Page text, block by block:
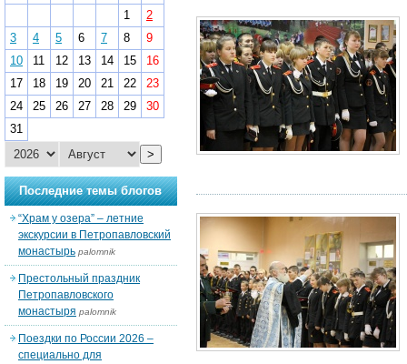
1
2
3
4 5 6 7 8
9
10
11 12 13 14 15
16
17
18 19 20 21 22
23
24
25 26 27 28 29
30
31
>
Последние темы блогов
“Храм у озера” – летние
экскурсии в Петропавловский
монастырь palomnik
Престольный праздник
Петропавловского
монастыря palomnik
Поездки по России 2026 –
специально для